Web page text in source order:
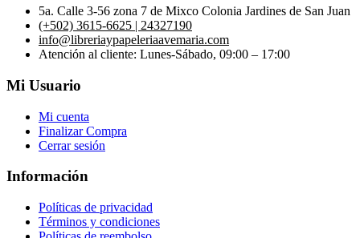
5a. Calle 3-56 zona 7 de Mixco Colonia Jardines de San Juan
(+502) 3615-6625 | 24327190
info@libreriaypapeleriaavemaria.com
Atención al cliente: Lunes-Sábado, 09:00 – 17:00
Mi Usuario
Mi cuenta
Finalizar Compra
Cerrar sesión
Información
Políticas de privacidad
Términos y condiciones